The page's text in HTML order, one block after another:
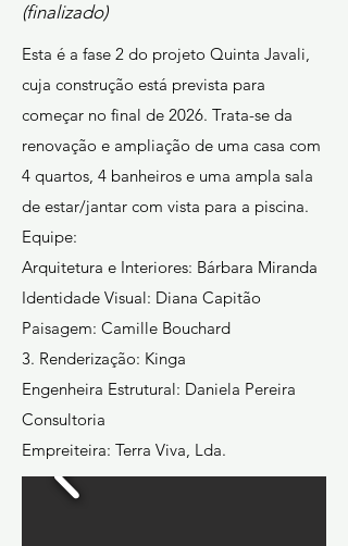
(finalizado)
Esta é a fase 2 do projeto Quinta Javali,
cuja construção está prevista para
começar no final de 2026. Trata-se da
renovação e ampliação de uma casa com
4 quartos, 4 banheiros e uma ampla sala
de estar/jantar com vista para a piscina.
Equipe:
Arquitetura e Interiores: Bárbara Miranda
Identidade Visual: Diana Capitão
Paisagem: Camille Bouchard
3. Renderização: Kinga
Engenheira Estrutural: Daniela Pereira
Consultoria
Empreiteira: Terra Viva, Lda.